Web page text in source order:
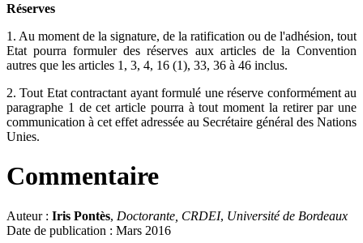
Réserves
1. Au moment de la signature, de la ratification ou de l'adhésion, tout
Etat pourra formuler des réserves aux articles de la Convention
autres que les articles 1, 3, 4, 16 (1), 33, 36 à 46 inclus.
2. Tout Etat contractant ayant formulé une réserve conformément au
paragraphe 1 de cet article pourra à tout moment la retirer par une
communication à cet effet adressée au Secrétaire général des Nations
Unies.
Commentaire
Auteur : Iris Pontès, Doctorante, CRDEI, Université de Bordeaux
Date de publication : Mars 2016